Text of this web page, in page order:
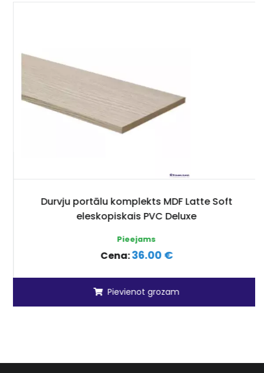
Durvju portālu komplekts MDF Latte Soft
eleskopiskais PVC Deluxe
Pieejams
Cena:36.00 €
Pievienot grozam